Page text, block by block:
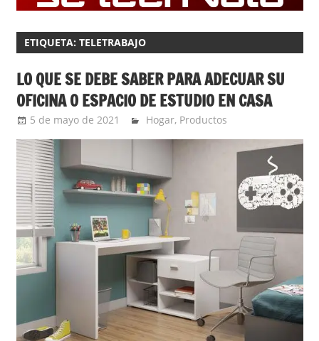
ETIQUETA: TELETRABAJO
LO QUE SE DEBE SABER PARA ADECUAR SU
OFICINA O ESPACIO DE ESTUDIO EN CASA
5 de mayo de 2021 Ernesto Herrera
Hogar, Productos